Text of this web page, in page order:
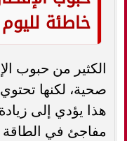
خاطئة لليوم
الكثير من حبوب
صحية، لكنها
هذا يؤدي إلى
مفاجئ في الطاقة